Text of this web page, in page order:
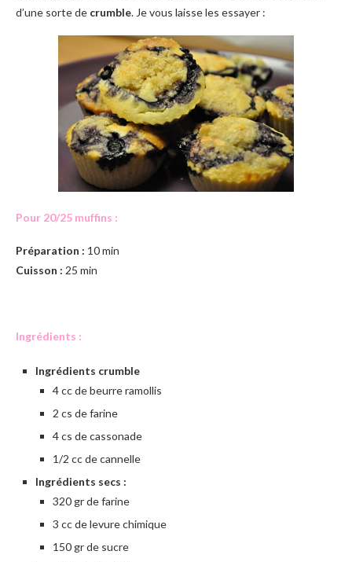
d’une sorte de crumble. Je vous laisse les essayer :
Pour 20/25 muffins :
Préparation : 10 min
Cuisson : 25 min
Ingrédients :
Ingrédients crumble
4 cc de beurre ramollis
2 cs de farine
4 cs de cassonade
1/2 cc de cannelle
Ingrédients secs :
320 gr de farine
3 cc de levure chimique
150 gr de sucre